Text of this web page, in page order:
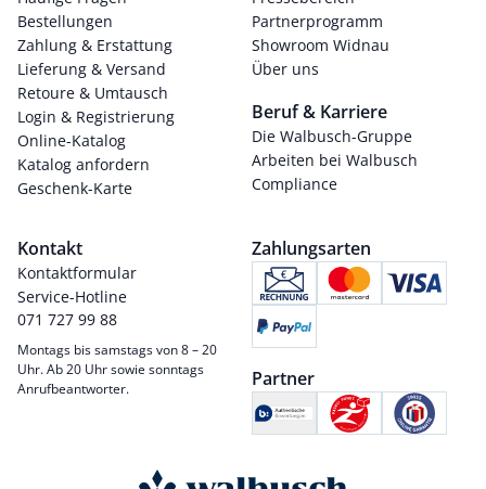
Bestellungen
Zahlung & Erstattung
Lieferung & Versand
Retoure & Umtausch
Login & Registrierung
Online-Katalog
Katalog anfordern
Geschenk-Karte
Partnerprogramm
Showroom Widnau
Über uns
Beruf & Karriere
Die Walbusch-Gruppe
Arbeiten bei Walbusch
Compliance
Kontakt
Kontaktformular
Service-Hotline
071 727 99 88
Montags bis samstags von 8 – 20
Uhr. Ab 20 Uhr sowie sonntags
Anrufbeantworter.
Zahlungsarten
Partner